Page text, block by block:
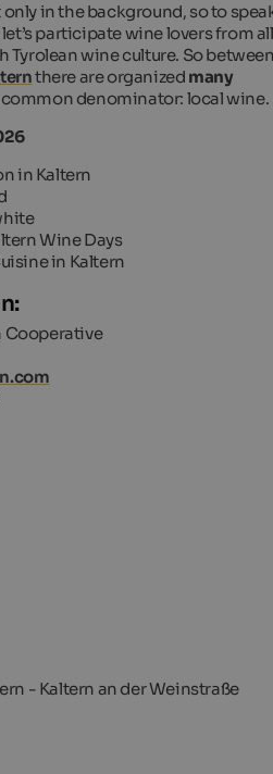
only in the background, so to
let’s participate wine lovers from all
Tyrolean wine culture. So
there are organized many
denominator: local
in Kaltern
Wine Days
in Kaltern
- Kaltern an der Weinstraße